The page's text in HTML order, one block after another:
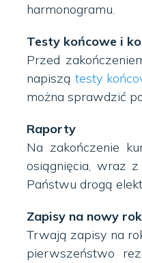
harmonogramu.
Testy końcowe i
Przed
napiszą testy
można sprawdzić
Raporty
Na zakończenie
osiągnięcia, wraz
Państwu drogą
Zapisy na nowy
Trwają zapisy na
pierwszeństwo